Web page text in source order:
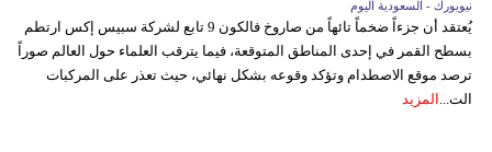
نيويورك - السعودية اليوم
يُعتقد أن جزءاً ضخماً تائهاً من صاروخ فالكون 9 تابع لشركة سبيس إكس ارتطم
بسطح القمر في إحدى المناطق المتوقعة، فيما يترقب العلماء حول العالم صوراً
ترصد موقع الاصطدام وتؤكد وقوعه بشكل نهائي، حيث تعذر على المركبات
الت... المزيد